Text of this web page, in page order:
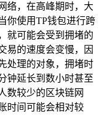
络，在高峰期时，大
你使用TP钱包进行跨
就可能会受到拥堵的
易的速度会变慢，因
处理的对象，拥堵时
钟延长到数小时甚至
数较少的区块链网
时间可能会相对较